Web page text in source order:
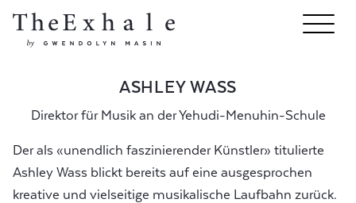
ASHLEY WASS
Direktor für Musik an der Yehudi-Menuhin-Schule
Der als «unendlich faszinierender Künstler» titulierte
Ashley Wass blickt bereits auf eine ausgesprochen
kreative und vielseitige musikalische Laufbahn zurück.